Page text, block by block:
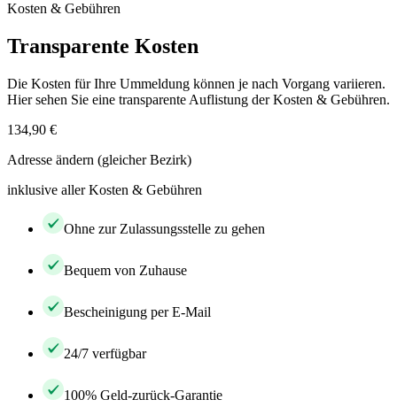
Kosten & Gebühren
Transparente Kosten
Die Kosten für Ihre Ummeldung können je nach Vorgang variieren.
Hier sehen Sie eine transparente Auflistung der Kosten & Gebühren.
134,90 €
Adresse ändern (gleicher Bezirk)
inklusive aller Kosten & Gebühren
Ohne zur Zulassungsstelle zu gehen
Bequem von Zuhause
Bescheinigung per E-Mail
24/7 verfügbar
100% Geld-zurück-Garantie